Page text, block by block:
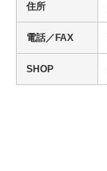
住所
電話／FAX
SHOP